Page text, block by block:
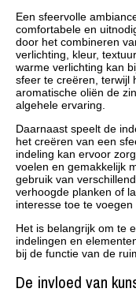
Een sfeervolle
comfortabele en
door het combineren
verlichting, kleur,
warme verlichting kan
sfeer te creëren, terwijl
aromatische oliën de
algehele ervaring.
Daarnaast speelt de
het creëren van een
indeling kan ervoor
voelen en gemakkelijk
gebruik van
verhoogde planken of
interesse toe te
Het is belangrijk om te
indelingen en
bij de functie van de
De invloed van